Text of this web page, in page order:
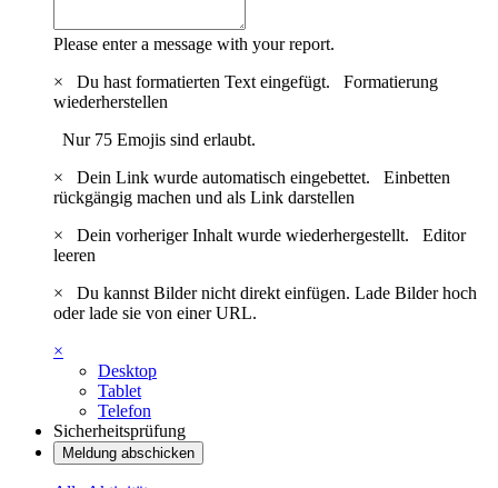
Please enter a message with your report.
×
Du hast formatierten Text eingefügt. Formatierung
wiederherstellen
Nur 75 Emojis sind erlaubt.
×
Dein Link wurde automatisch eingebettet. Einbetten
rückgängig machen und als Link darstellen
×
Dein vorheriger Inhalt wurde wiederhergestellt. Editor
leeren
×
Du kannst Bilder nicht direkt einfügen. Lade Bilder hoch
oder lade sie von einer URL.
×
Desktop
Tablet
Telefon
Sicherheitsprüfung
Meldung abschicken